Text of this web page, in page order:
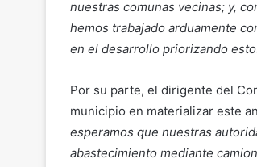
nuestras comunas vecinas; y,
hemos trabajado arduamente
en el desarrollo priorizando
Por su parte, el dirigente del
municipio en materializar este
esperamos que nuestras
abastecimiento mediante